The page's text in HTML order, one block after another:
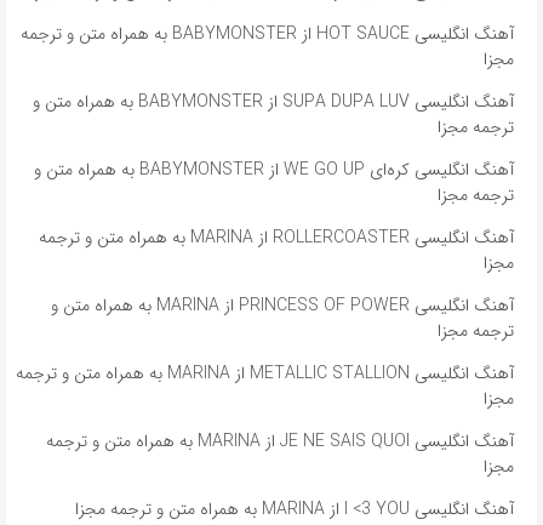
آهنگ انگلیسی HOT SAUCE از BABYMONSTER به همراه متن و ترجمه
مجزا
آهنگ انگلیسی SUPA DUPA LUV از BABYMONSTER به همراه متن و
ترجمه مجزا
آهنگ انگلیسی کره‌ای WE GO UP از BABYMONSTER به همراه متن و
ترجمه مجزا
آهنگ انگلیسی ROLLERCOASTER از MARINA به همراه متن و ترجمه
مجزا
آهنگ انگلیسی PRINCESS OF POWER از MARINA به همراه متن و
ترجمه مجزا
آهنگ انگلیسی METALLIC STALLION از MARINA به همراه متن و ترجمه
مجزا
آهنگ انگلیسی JE NE SAIS QUOI از MARINA به همراه متن و ترجمه
مجزا
آهنگ انگلیسی I <3 YOU از MARINA به همراه متن و ترجمه مجزا